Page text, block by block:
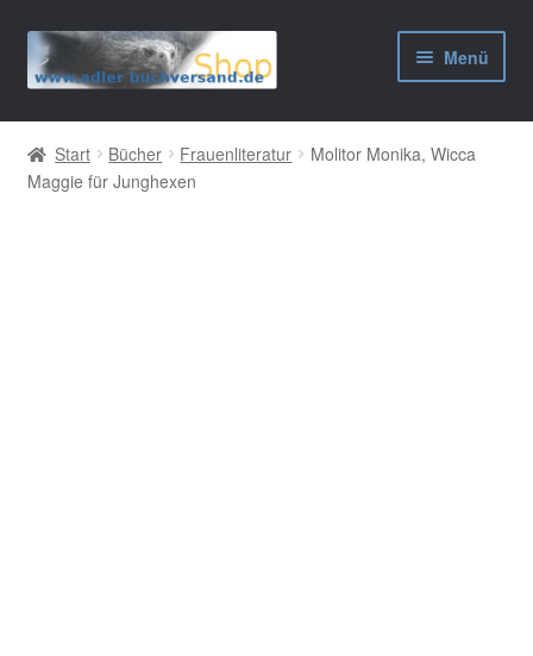
Zur
Navigation
Zum
Inhalt
Menü
AGB
Widerrufsbelehrung
Start Bücher Frauenliteratur
Molitor Monika, Wicca
Maggie für Junghexen